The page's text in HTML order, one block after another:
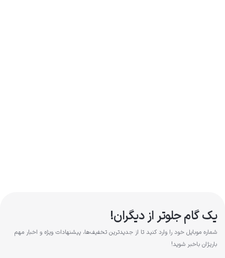
یک گام جلوتر از دیگران!
شماره موبایل خود را وارد کنید تا از جدیدترین تخفیف‌ها، پیشنهادات ویژه و اخبار مهم
باریژان باخبر شوید!